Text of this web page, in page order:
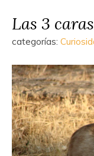
Las 3
categorías: